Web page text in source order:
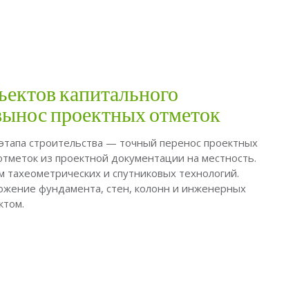
капитального
проектных отметок
строительства — точный перенос проектных
из проектной документации на местность.
и спутниковых технологий.
фундамента, стен, колонн и инженерных